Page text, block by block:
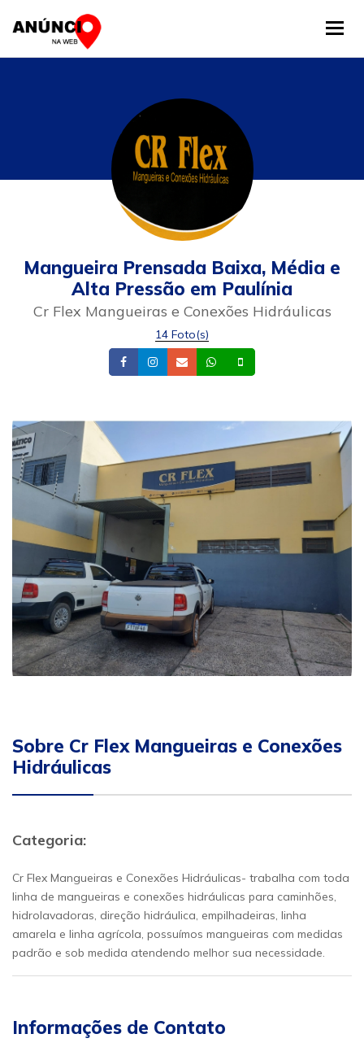
Mangueira Prensada Baixa, Média e
Alta Pressão em Paulínia
Cr Flex Mangueiras e Conexões Hidráulicas
14 Foto(s)
FacebookInstagram
Email Whatsapp
Sobre Cr Flex Mangueiras e Conexões
Hidráulicas
Categoria:
Cr Flex Mangueiras e Conexões Hidráulicas- trabalha com toda
linha de mangueiras e conexões hidráulicas para caminhões,
hidrolavadoras, direção hidráulica, empilhadeiras, linha
amarela e linha agrícola, possuímos mangueiras com medidas
padrão e sob medida atendendo melhor sua necessidade.
Informações de Contato